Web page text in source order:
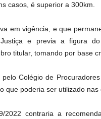
casos, é superior a 300km.
em vigência, e que
e previa a figura
titular, tomando por base
Colégio de
que poderia ser utilizado nas
2022 contraria a